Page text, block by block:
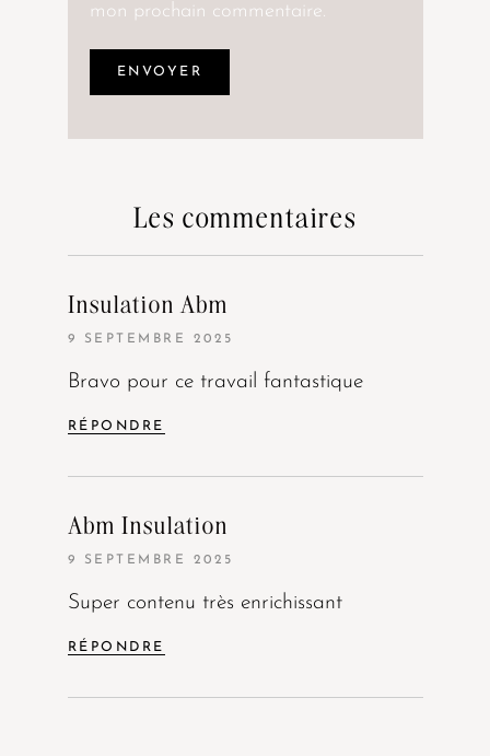
mon prochain commentaire.
Les commentaires
Insulation Abm
9 SEPTEMBRE 2025
Bravo pour ce travail fantastique
RÉPONDRE
Abm Insulation
9 SEPTEMBRE 2025
Super contenu très enrichissant
RÉPONDRE